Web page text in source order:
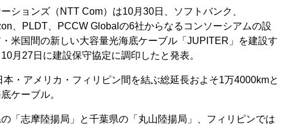
ションズ（NTT Com）は10月30日、ソフトバンク、
、PLDT、PCCW Globalの6社からなるコンソーシアムの設
米国間の新しい大容量光海底ケーブル「JUPITER」を建設す
月27日に建設保守協定に調印したと発表。
・アメリカ・フィリピン間を結ぶ総延長およそ1万4000kmと
ケーブル。
「志摩陸揚局」と千葉県の「丸山陸揚局」、フィリピンでは